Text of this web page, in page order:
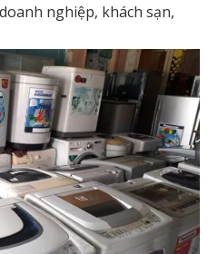
nghiệp, khách sạn,